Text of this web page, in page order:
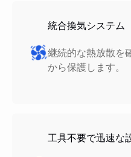
統合換気システム
継続的な熱放散を
から保護します。
工具不要で迅速な